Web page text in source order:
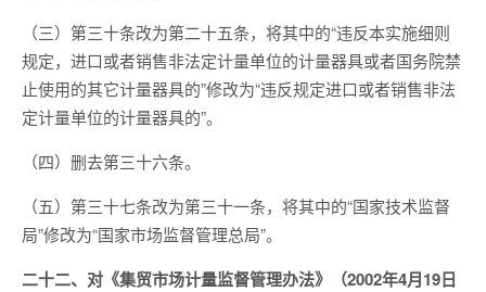
（三）第三十条改为第二十五条，将其中的“违反本实施细则
规定，进口或者销售非法定计量单位的计量器具或者国务院禁
止使用的其它计量器具的”修改为“违反规定进口或者销售非法
定计量单位的计量器具的”。
（四）删去第三十六条。
（五）第三十七条改为第三十一条，将其中的“国家技术监督
局”修改为“国家市场监督管理总局”。
二十二、对《集贸市场计量监督管理办法》（2002年4月19日